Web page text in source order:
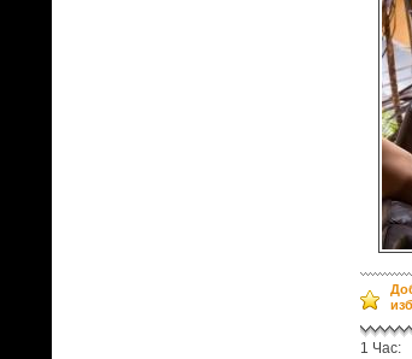
1 Час: